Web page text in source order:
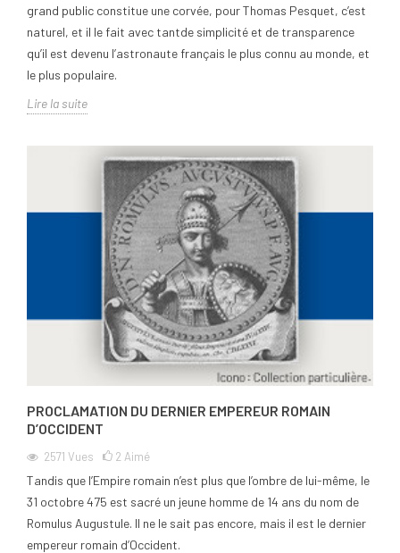
grand public constitue une corvée, pour Thomas Pesquet, c’est
naturel, et il le fait avec tantde simplicité et de transparence
qu’il est devenu l’astronaute français le plus connu au monde, et
le plus populaire.
Lire la suite
PROCLAMATION DU DERNIER EMPEREUR ROMAIN
D’OCCIDENT
2571 Vues 2 Aimé
Tandis que l’Empire romain n’est plus que l’ombre de lui-même, le
31 octobre 475 est sacré un jeune homme de 14 ans du nom de
Romulus Augustule. Il ne le sait pas encore, mais il est le dernier
empereur romain d’Occident.